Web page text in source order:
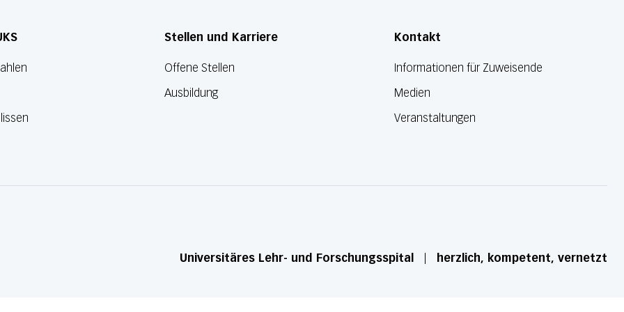
Stellen und Karriere
Offene Stellen
Ausbildung
Kontakt
Informationen für Zuweisende
Medien
Veranstaltungen
Universitäres Lehr- und Forschungsspital herzlich, kompetent, vernetzt